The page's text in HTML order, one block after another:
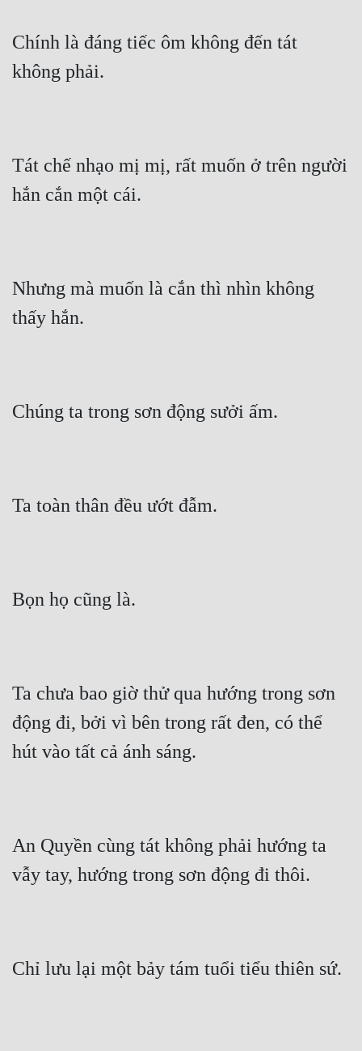
Chính là đáng tiếc ôm không đến tát
không phải.
Tát chế nhạo mị mị, rất muốn ở trên người
hắn cắn một cái.
Nhưng mà muốn là cắn thì nhìn không
thấy hắn.
Chúng ta trong sơn động sưởi ấm.
Ta toàn thân đều ướt đẫm.
Bọn họ cũng là.
Ta chưa bao giờ thử qua hướng trong sơn
động đi, bởi vì bên trong rất đen, có thể
hút vào tất cả ánh sáng.
An Quyền cùng tát không phải hướng ta
vẫy tay, hướng trong sơn động đi thôi.
Chỉ lưu lại một bảy tám tuổi tiểu thiên sứ.